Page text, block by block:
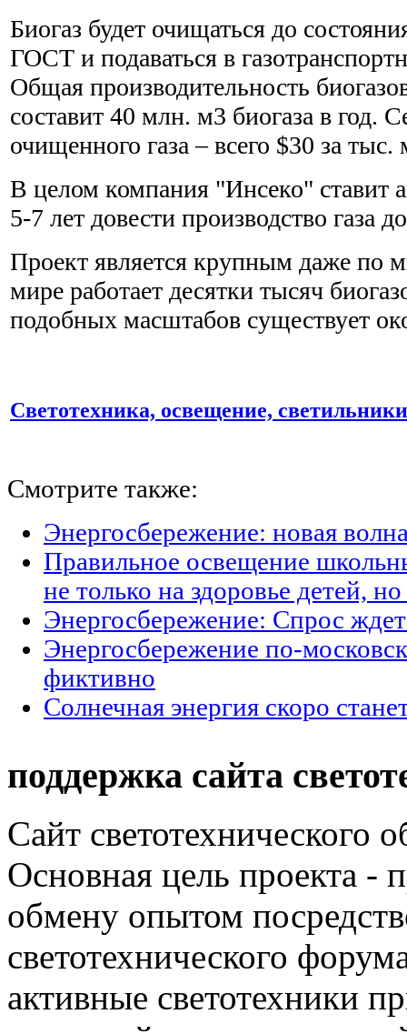
Биогаз будет очищаться до
ГОСТ и подаваться в
Общая производительность
составит 40 млн. м3 биогаза в год.
очищенного газа – всего $30 за тыс.
В целом компания "Инсеко" ставит
5-7 лет довести производство газа
Проект является крупным даже по
мире работает десятки тысяч
подобных масштабов существует
Светотехника, освещение, светильники
Смотрите также:
Энергосбережение: новая
Правильное освещение
не только на здоровье детей,
Энергосбережение: Спрос
Энергосбережение по-
фиктивно
Солнечная энергия скоро
поддержка сайта
Сайт светотехнического
Основная цель проекта -
обмену опытом
светотехнического
активные светотехники